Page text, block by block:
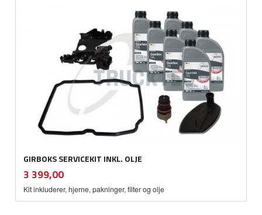
GIRBOKS SERVICEKIT INKL. OLJE
Pris
3 399,00mva.
Kit inkluderer, hjerne, pakninger, filter og olje